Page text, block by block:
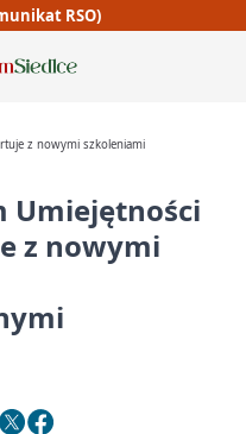
RSO)
z nowymi szkoleniami
Umiejętności
z nowymi